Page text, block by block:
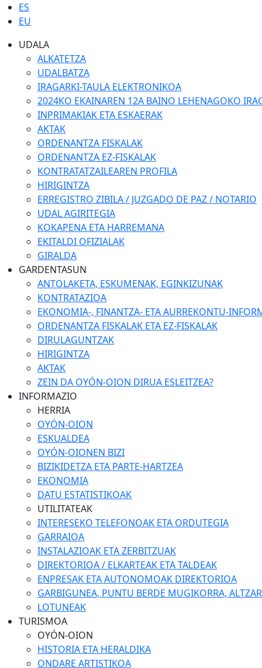
ES
EU
UDALA
ALKATETZA
UDALBATZA
IRAGARKI-TAULA ELEKTRONIKOA
2024KO EKAINAREN 12A BAINO LEHENAGOKO
INPRIMAKIAK ETA ESKAERAK
AKTAK
ORDENANTZA FISKALAK
ORDENANTZA EZ-FISKALAK
KONTRATATZAILEAREN PROFILA
HIRIGINTZA
ERREGISTRO ZIBILA / JUZGADO DE PAZ / NOTARIO
UDAL AGIRITEGIA
KOKAPENA ETA HARREMANA
EKITALDI OFIZIALAK
GIRALDA
GARDENTASUN
ANTOLAKETA, ESKUMENAK, EGINKIZUNAK
KONTRATAZIOA
EKONOMIA-, FINANTZA- ETA AURREKONTU-
ORDENANTZA FISKALAK ETA EZ-FISKALAK
DIRULAGUNTZAK
HIRIGINTZA
AKTAK
ZEIN DA OYÓN-OION DIRUA ESLEITZEA?
INFORMAZIO
HERRIA
OYÓN-OION
ESKUALDEA
OYÓN-OIONEN BIZI
BIZIKIDETZA ETA PARTE-HARTZEA
EKONOMIA
DATU ESTATISTIKOAK
UTILITATEAK
INTERESEKO TELEFONOAK ETA ORDUTEGIA
GARRAIOA
INSTALAZIOAK ETA ZERBITZUAK
DIREKTORIOA / ELKARTEAK ETA TALDEAK
ENPRESAK ETA AUTONOMOAK DIREKTORIOA
GARBIGUNEA, PUNTU BERDE MUGIKORRA,
LOTUNEAK
TURISMOA
OYÓN-OION
HISTORIA ETA HERALDIKA
ONDARE ARTISTIKOA